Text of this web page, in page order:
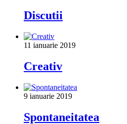
Discutii
11 ianuarie 2019
Creativ
9 ianuarie 2019
Spontaneitatea